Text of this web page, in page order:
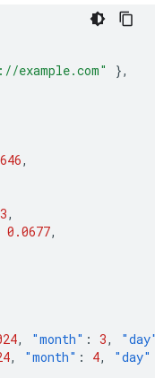
example.com"
},
,
,
0.0677,
, "month" : 3,
, "month" : 4, "day"